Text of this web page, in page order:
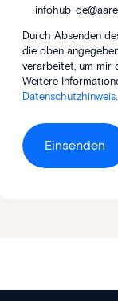
infohub-
Durch Absenden
die oben
verarbeitet, um mir
Weitere
Datenschutzhinweis